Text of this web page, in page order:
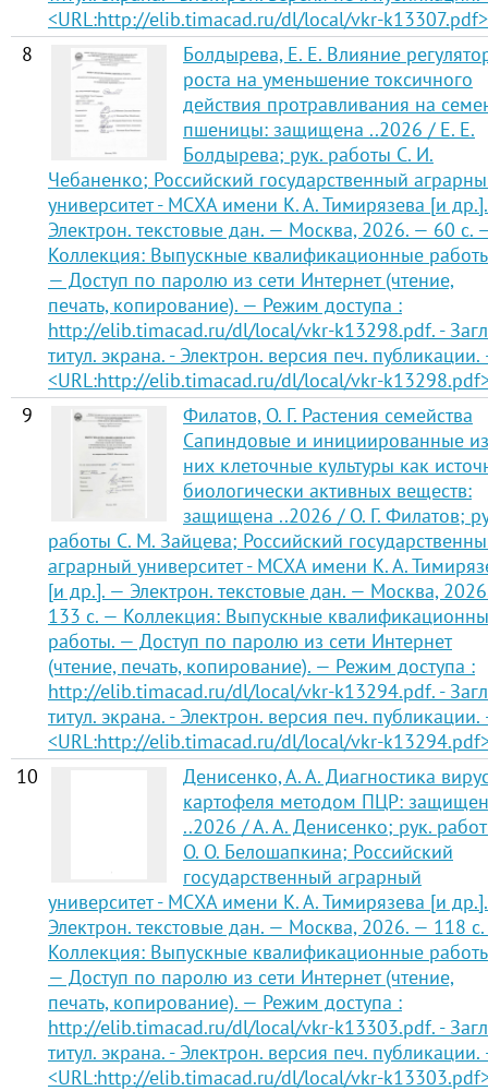
<URL:http://elib.timacad.ru/dl/local/vkr-
8
Болдырева, Е. Е. Влияние
роста на уменьшение токсичного
действия протравливания на
пшеницы: защищена ..2026 / Е. Е.
Болдырева; рук. работы С. И.
Чебаненко; Российский государственный
университет - МСХА имени К. А. Тимирязева [и
Электрон. текстовые дан. — Москва, 2026. — 60 с.
Коллекция: Выпускные квалификационные
— Доступ по паролю из сети Интернет (чтение,
печать, копирование). — Режим доступа :
http://elib.timacad.ru/dl/local/vkr-k13298.pdf. -
титул. экрана. - Электрон. версия печ.
<URL:http://elib.timacad.ru/dl/local/vkr-
9
Филатов, О. Г. Растения семейства
Сапиндовые и инициированные из
них клеточные культуры как
биологически активных веществ:
защищена ..2026 / О. Г. Филатов;
работы С. М. Зайцева; Российский
аграрный университет - МСХА имени К. А.
[и др.]. — Электрон. текстовые дан. — Москва,
133 с. — Коллекция: Выпускные
работы. — Доступ по паролю из сети Интернет
(чтение, печать, копирование). — Режим доступа :
http://elib.timacad.ru/dl/local/vkr-k13294.pdf. -
титул. экрана. - Электрон. версия печ.
<URL:http://elib.timacad.ru/dl/local/vkr-
10
Денисенко, А. А. Диагностика
картофеля методом ПЦР:
..2026 / А. А. Денисенко; рук.
О. О. Белошапкина; Российский
государственный аграрный
университет - МСХА имени К. А. Тимирязева [и
Электрон. текстовые дан. — Москва, 2026. — 118
Коллекция: Выпускные квалификационные
— Доступ по паролю из сети Интернет (чтение,
печать, копирование). — Режим доступа :
http://elib.timacad.ru/dl/local/vkr-k13303.pdf. -
титул. экрана. - Электрон. версия печ.
<URL:http://elib.timacad.ru/dl/local/vkr-